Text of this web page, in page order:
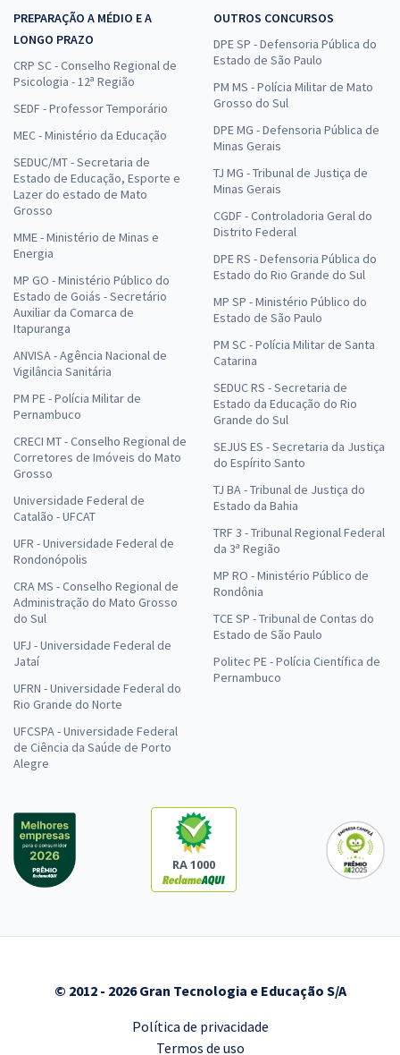
PREPARAÇÃO A MÉDIO E A
LONGO PRAZO
CRP SC - Conselho Regional de
Psicologia - 12ª Região
SEDF - Professor Temporário
MEC - Ministério da Educação
SEDUC/MT - Secretaria de
Estado de Educação, Esporte e
Lazer do estado de Mato
Grosso
MME - Ministério de Minas e
Energia
MP GO - Ministério Público do
Estado de Goiás - Secretário
Auxiliar da Comarca de
Itapuranga
ANVISA - Agência Nacional de
Vigilância Sanitária
PM PE - Polícia Militar de
Pernambuco
CRECI MT - Conselho Regional de
Corretores de Imóveis do Mato
Grosso
Universidade Federal de
Catalão - UFCAT
UFR - Universidade Federal de
Rondonópolis
CRA MS - Conselho Regional de
Administração do Mato Grosso
do Sul
UFJ - Universidade Federal de
Jataí
UFRN - Universidade Federal do
Rio Grande do Norte
UFCSPA - Universidade Federal
de Ciência da Saúde de Porto
Alegre
OUTROS CONCURSOS
DPE SP - Defensoria Pública do
Estado de São Paulo
PM MS - Polícia Militar de Mato
Grosso do Sul
DPE MG - Defensoria Pública de
Minas Gerais
TJ MG - Tribunal de Justiça de
Minas Gerais
CGDF - Controladoria Geral do
Distrito Federal
DPE RS - Defensoria Pública do
Estado do Rio Grande do Sul
MP SP - Ministério Público do
Estado de São Paulo
PM SC - Polícia Militar de Santa
Catarina
SEDUC RS - Secretaria de
Estado da Educação do Rio
Grande do Sul
SEJUS ES - Secretaria da Justiça
do Espírito Santo
TJ BA - Tribunal de Justiça do
Estado da Bahia
TRF 3 - Tribunal Regional Federal
da 3ª Região
MP RO - Ministério Público de
Rondônia
TCE SP - Tribunal de Contas do
Estado de São Paulo
Politec PE - Polícia Científica de
Pernambuco
RA 1000
© 2012 - 2026 Gran Tecnologia e Educação S/A
Política de privacidade
Termos de uso